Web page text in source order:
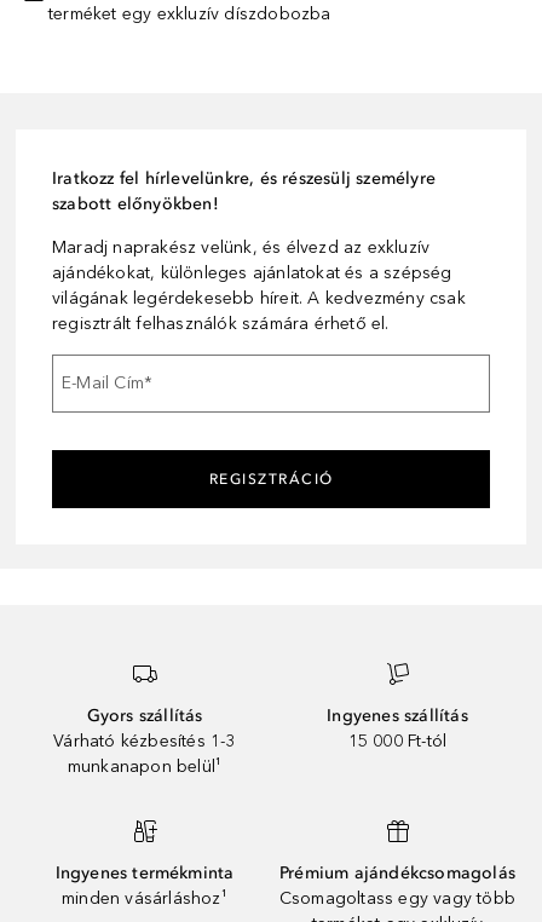
terméket egy exkluzív díszdobozba
Iratkozz fel hírlevelünkre, és részesülj személyre
szabott előnyökben!
Maradj naprakész velünk, és élvezd az exkluzív
ajándékokat, különleges ajánlatokat és a szépség
világának legérdekesebb híreit. A kedvezmény csak
regisztrált felhasználók számára érhető el.
E-Mail Cím*
REGISZTRÁCIÓ
Gyors szállítás
Várható kézbesítés 1-3
munkanapon belül¹
Ingyenes szállítás
15 000 Ft-tól
Ingyenes termékminta
minden vásárláshoz¹
Prémium ajándékcsomagolás
Csomagoltass egy vagy több